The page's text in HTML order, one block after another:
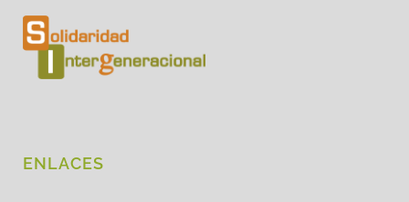
ENLACES